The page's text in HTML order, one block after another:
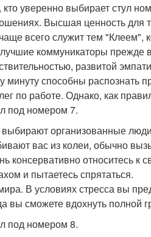
кто уверенно выбирает стул
Высшая ценность для
всего служит тем "Клеем",
коммуникаторы прежде
развитой
минуту способны распознать
по работе. Однако, как
под номером 7.
выбирают организованные
вас из колеи, обычно
консервативно относитесь к
и пытаетесь спрятаться.
В условиях стресса вы
вы сможете вдохнуть полной
под номером 8.